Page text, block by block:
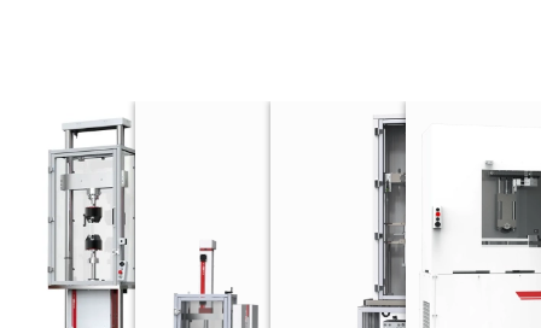
Macchine per test elettrodinamici
Macchine di prova elettromeccaniche
SERIE DW
Torri di caduta per prove